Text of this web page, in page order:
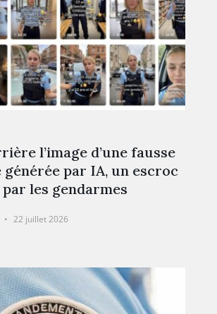
l’image d’une fausse
générée par IA, un escroc
les gendarmes
22 juillet 2026